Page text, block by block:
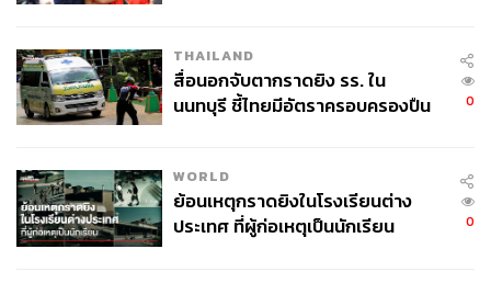
THAILAND
สื่อนอกจับตากราดยิง รร. ใน
นนทบุรี ชี้ไทยมีอัตราครอบครองปืน
0
WORLD
ย้อนเหตุกราดยิงในโรงเรียนต่าง
ประเทศ ที่ผู้ก่อเหตุเป็นนักเรียน
0